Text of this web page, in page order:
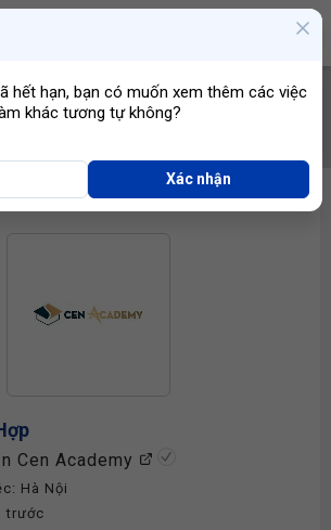
Cen Academy
Hà Nội
trước
hết hạn, bạn có muốn xem thêm các việc
khác tương tự không?
Xác nhận